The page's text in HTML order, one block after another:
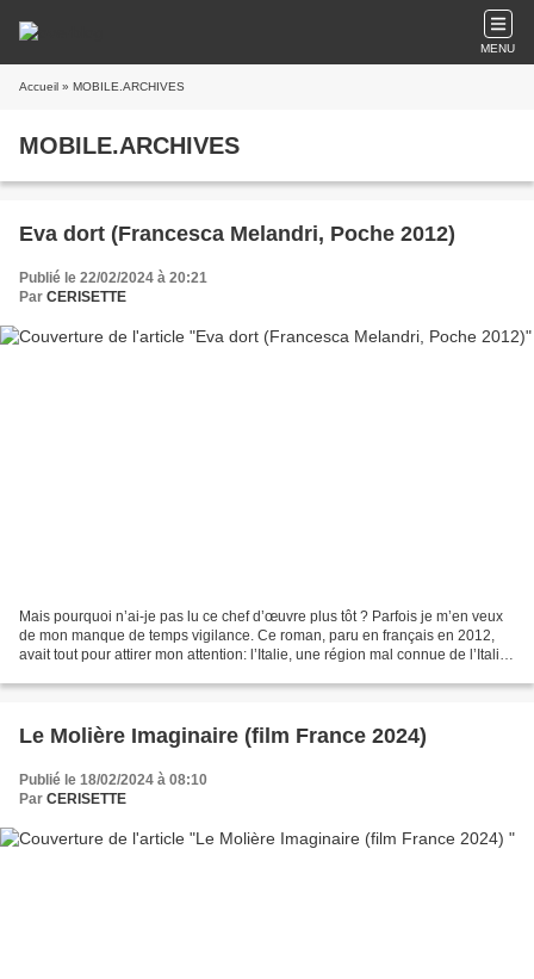
MENU
Accueil » MOBILE.ARCHIVES
MOBILE.ARCHIVES
Eva dort (Francesca Melandri, Poche 2012)
Publié le 22/02/2024 à 20:21
Par CERISETTE
Mais pourquoi n’ai-je pas lu ce chef d’œuvre plus tôt ? Parfois je m’en veux
de mon manque de temps vigilance. Ce roman, paru en français en 2012,
avait tout pour attirer mon attention: l’Italie, une région mal connue de l’Italie,
Le Molière Imaginaire (film France 2024)
Publié le 18/02/2024 à 08:10
Par CERISETTE